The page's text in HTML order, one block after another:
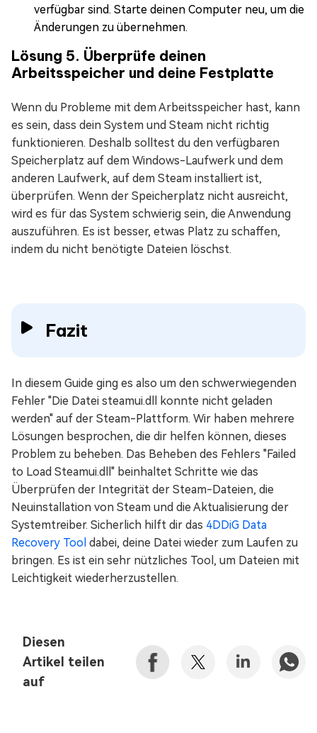
verfügbar sind. Starte deinen Computer neu, um die
Änderungen zu übernehmen.
Lösung 5. Überprüfe deinen
Arbeitsspeicher und deine Festplatte
Wenn du Probleme mit dem Arbeitsspeicher hast, kann
es sein, dass dein System und Steam nicht richtig
funktionieren. Deshalb solltest du den verfügbaren
Speicherplatz auf dem Windows-Laufwerk und dem
anderen Laufwerk, auf dem Steam installiert ist,
überprüfen. Wenn der Speicherplatz nicht ausreicht,
wird es für das System schwierig sein, die Anwendung
auszuführen. Es ist besser, etwas Platz zu schaffen,
indem du nicht benötigte Dateien löschst.
Fazit
In diesem Guide ging es also um den schwerwiegenden
Fehler "Die Datei steamui.dll konnte nicht geladen
werden" auf der Steam-Plattform. Wir haben mehrere
Lösungen besprochen, die dir helfen können, dieses
Problem zu beheben. Das Beheben des Fehlers "Failed
to Load Steamui.dll" beinhaltet Schritte wie das
Überprüfen der Integrität der Steam-Dateien, die
Neuinstallation von Steam und die Aktualisierung der
Systemtreiber. Sicherlich hilft dir das 4DDiG Data
Recovery Tool dabei, deine Datei wieder zum Laufen zu
bringen. Es ist ein sehr nützliches Tool, um Dateien mit
Leichtigkeit wiederherzustellen.
Diesen
Artikel teilen
auf